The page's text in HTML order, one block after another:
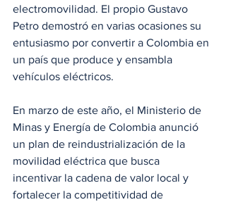
electromovilidad. El propio Gustavo
Petro demostró en varias ocasiones su
entusiasmo por convertir a Colombia en
un país que produce y ensambla
vehículos eléctricos.
En marzo de este año, el Ministerio de
Minas y Energía de Colombia anunció
un plan de reindustrialización de la
movilidad eléctrica que busca
incentivar la cadena de valor local y
fortalecer la competitividad de